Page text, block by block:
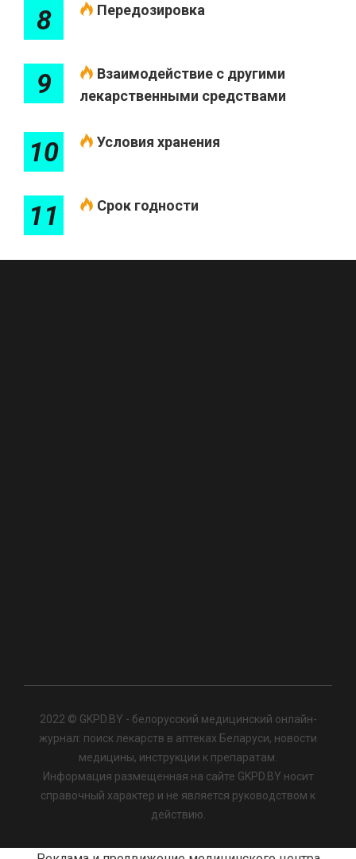
8 Передозировка
9
Взаимодействие с другими
лекарственными средствами
10 Условия хранения
11 Срок годности
2022 © GKPD.BY - белорусский медицинский онлайн-
журнал: поиск лекарств в аптеках Беларуси, новости
медицины, инструкции к препаратам.
Информация размещенная на сайте GKPD.BY носит
справочный характер и не является руководством к
действию.